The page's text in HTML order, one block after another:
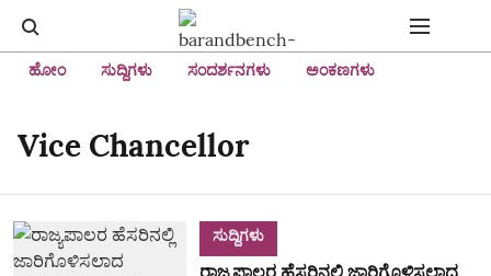
ಹೋಂ ಸುದ್ದಿಗಳು ಸಂದರ್ಶನಗಳು ಅಂಕಣಗಳು
Vice Chancellor
ಸುದ್ದಿಗಳು
ರಾಜ್ಯಪಾಲರ ಹೆಸರಿನಲ್ಲಿ ಜಾರಿಗೊಳಿಸಲಾದ